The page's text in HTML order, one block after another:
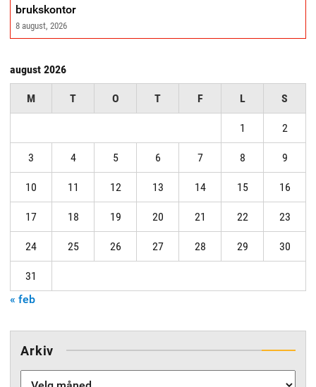
brukskontor
8 august, 2026
august 2026
M T O T F L S
1 2
3 4 5 6 7 8 9
10 11 12 13 14 15 16
17 18 19 20 21 22 23
24 25 26 27 28 29 30
31
« feb
Arkiv